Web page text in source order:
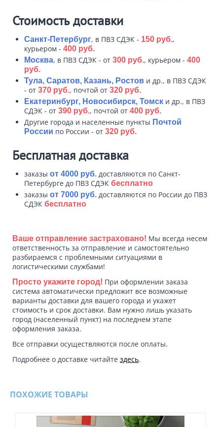
Стоимость доставки
Санкт-Петербург, в ПВЗ СДЭК - 150 руб.,
курьером - 400 руб.
Москва, в ПВЗ СДЭК - от 300 руб., курьером - 400
руб.
Тула, Саратов, Казань, Ростов и др., в ПВЗ СДЭК
- от 370 руб., почтой от 320 руб.
Екатеринбург, Новосибирск, Томск и др., в ПВЗ
СДЭК - от 390 руб., почтой от 400 руб.
Другие города и населенные пункты Почтой
России по России - от 320 руб.
Бесплатная доставка
заказы от 4000 руб. доставляются по Санкт-
Петербурге до ПВЗ СДЭК бесплатно
заказы от 7000 руб. доставляются по России до ПВЗ
СДЭК бесплатно
Ваше отправление застраховано! Мы всегда несем
ответственность за отправление и самостоятельно
разбираемся с проблемными ситуациями в
логистическими службами!
Просто укажите город! При оформлении заказа
система автоматически предложит все возможные
варианты доставки для вашего города и укажет
стоимость и срок доставки. Вам нужно лишь указать
город (населенный пункт) на последнем этапе
оформления заказа.
Все отправки осуществляются после оплаты.
Подробнее о доставке читайте здесь.
ПОХОЖИЕ ТОВАРЫ